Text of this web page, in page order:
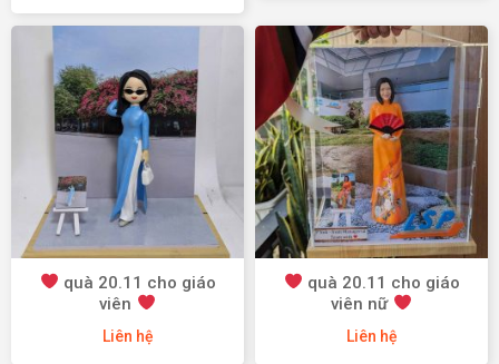
quà 20.11 cho giáo
viên
Liên hệ
quà 20.11 cho giáo
viên nữ
Liên hệ